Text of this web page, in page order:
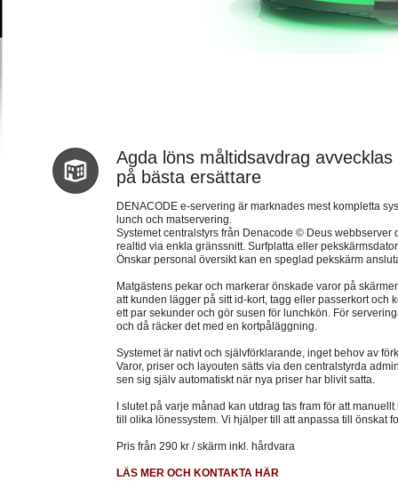
Agda löns måltidsavdrag
på bästa ersättare
DENACODE e-servering är marknades mest kompletta
lunch och matservering.
Systemet centralstyrs från Denacode © Deus webbserver
realtid via enkla gränssnitt. Surfplatta eller
Önskar personal översikt kan en speglad pekskärm
Matgästens pekar och markerar önskade varor på
att kunden lägger på sitt id-kort, tagg eller passerkort och
ett par sekunder och gör susen för lunchkön. För
och då räcker det med en kortpåläggning.
Systemet är nativt och självförklarande, inget behov av
Varor, priser och layouten sätts via den centralstyrda
sen sig själv automatiskt när nya priser har blivit satta.
I slutet på varje månad kan utdrag tas fram för att
till olika lönessystem. Vi hjälper till att anpassa till önskat
Pris från 290 kr / skärm inkl. hårdvara
LÄS MER OCH KONTAKTA HÄR